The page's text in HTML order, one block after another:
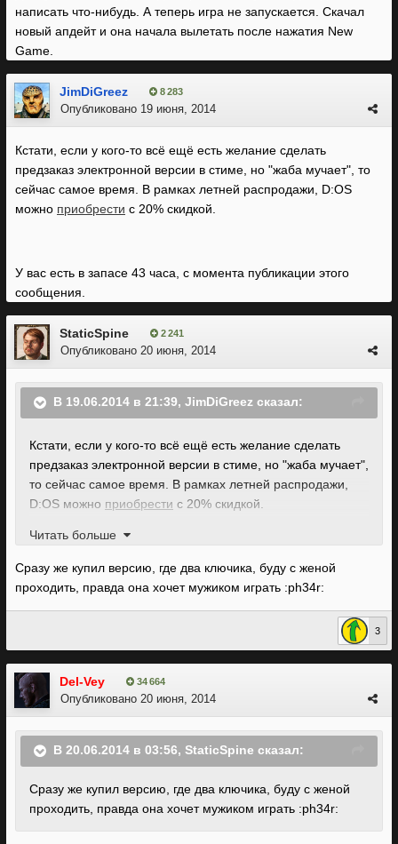
написать что-нибудь. А теперь игра не запускается. Скачал
новый апдейт и она начала вылетать после нажатия New
Game.
JimDiGreez 8 283
Опубликовано 19 июня, 2014
Кстати, если у кого-то всё ещё есть желание сделать
предзаказ электронной версии в стиме, но "жаба мучает", то
сейчас самое время. В рамках летней распродажи, D:OS
можно приобрести с 20% скидкой.
У вас есть в запасе 43 часа, с момента публикации этого
сообщения.
StaticSpine 2 241
Опубликовано 20 июня, 2014
В 19.06.2014 в 21:39, JimDiGreez сказал:
Кстати, если у кого-то всё ещё есть желание сделать
предзаказ электронной версии в стиме, но "жаба мучает",
то сейчас самое время. В рамках летней распродажи,
D:OS можно приобрести с 20% скидкой.
У вас есть в запасе 43 часа, с момента публикации этого
сообщения.
Читать больше
Сразу же купил версию, где два ключика, буду с женой
проходить, правда она хочет мужиком играть :ph34r:
3
Del-Vey 34 664
Опубликовано 20 июня, 2014
В 20.06.2014 в 03:56, StaticSpine сказал:
Сразу же купил версию, где два ключика, буду с женой
проходить, правда она хочет мужиком играть :ph34r: